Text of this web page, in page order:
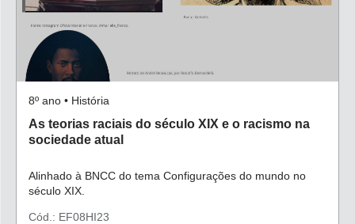
8º ano • História
As teorias raciais do século XIX e o racismo na
sociedade atual
Alinhado à BNCC do tema Configurações do mundo no
século XIX.
Cód.: EF08HI23